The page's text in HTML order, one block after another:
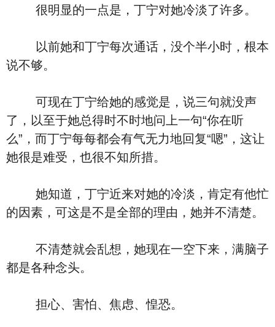
很明显的一点是，丁宁对她冷淡了许多。
以前她和丁宁每次通话，没个半小时，根本
说不够。
可现在丁宁给她的感觉是，说三句就没声
了，以至于她总得时不时地问上一句“你在听
么”，而丁宁每每都会有气无力地回复“嗯”，这让
她很是难受，也很不知所措。
她知道，丁宁近来对她的冷淡，肯定有他忙
的因素，可这是不是全部的理由，她并不清楚。
不清楚就会乱想，她现在一空下来，满脑子
都是各种念头。
担心、害怕、焦虑、惶恐。